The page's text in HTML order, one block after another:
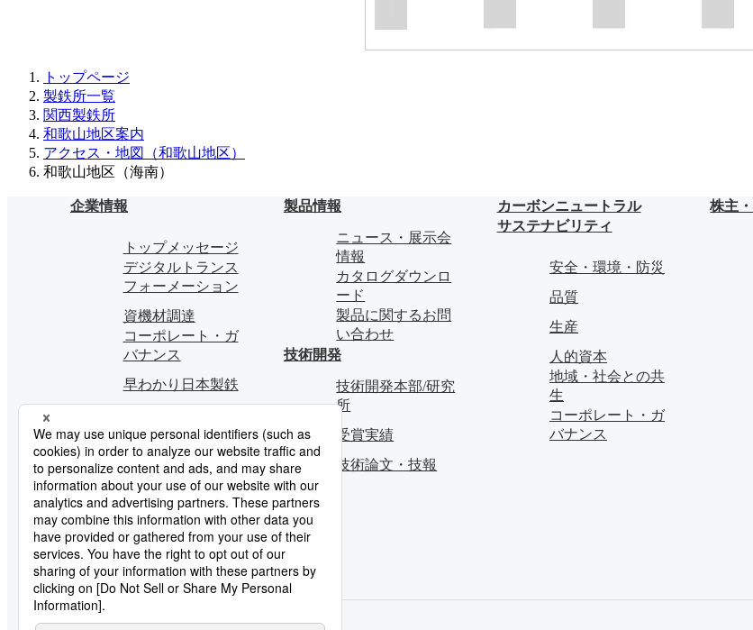
トップページ
製鉄所一覧
関西製鉄所
和歌山地区案内
アクセス・地図（和歌山地区）
和歌山地区（海南）
企業情報
トップメッセージ
デジタルトランス
フォーメーション
資機材調達
コーポレート・ガ
バナンス
早わかり日本製鉄
製品情報
ニュース・展示会
情報
カタログダウンロ
ード
製品に関するお問
い合わせ
技術開発
技術開発本部/研究
所
受賞実績
技術論文・技報
カーボンニュートラル
サステナビリティ
安全・環境・防災
品質
生産
人的資本
地域・社会との共
生
コーポレート・ガ
バナンス
株主